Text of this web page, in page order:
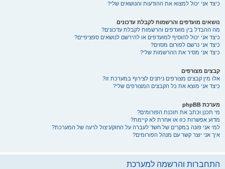
כיצד אני יכול למצוא את ההודעות והנושאים שלי?
נושאים מועדפים והרשמות לקבלת עדכונים
מה ההבדל בין מועדפים והרשמות לקבלת עדכונים?
כיצד אני יכול להוסיף למועדפים או להירשם לנושאים ספציפיים?
כיצד אני נרשם לפורום מסוים?
כיצד אני מסיר את ההרשמות שלי?
קבצים מצורפים
אלו מין קבצים מצורפים ניתנים לצירוף במערכת זו?
כיצד אני מוצא את כל הקבצים המצורפים שלי?
מערכת phpBB
מי תכנן וכתב את תוכנת הפורומים?
מדוע אפשרות כזו או אחרת לא קיימת?
למי אני פונה במקרים של חשד לעברה על החוק/ניצול לרעה של המערכת?
איך אני יוצר קשר עם מנהל הפורומים?
התחברות והרשמה למערכת